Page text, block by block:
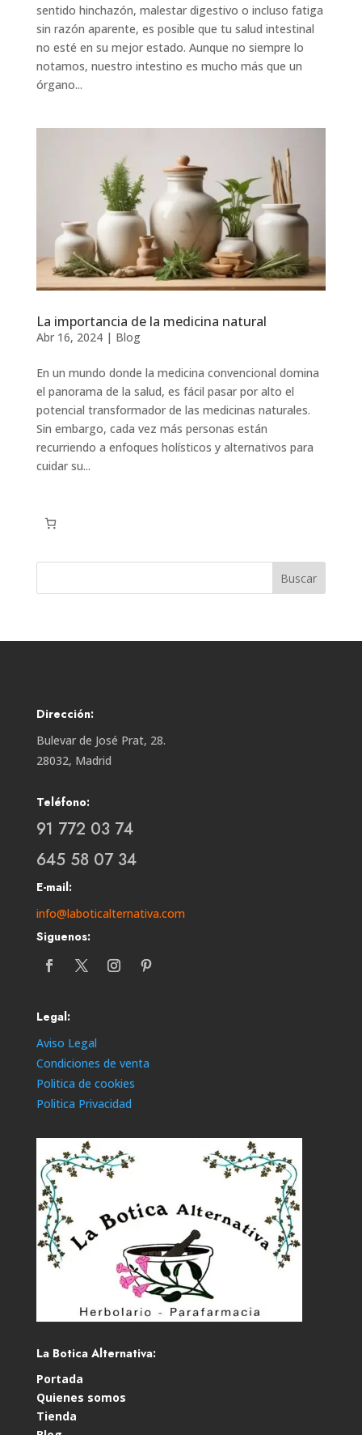
sentido hinchazón, malestar digestivo o incluso fatiga
sin razón aparente, es posible que tu salud intestinal
no esté en su mejor estado. Aunque no siempre lo
notamos, nuestro intestino es mucho más que un
órgano...
La importancia de la medicina natural
Abr 16, 2024| Blog
En un mundo donde la medicina convencional domina
el panorama de la salud, es fácil pasar por alto el
potencial transformador de las medicinas naturales.
Sin embargo, cada vez más personas están
recurriendo a enfoques holísticos y alternativos para
cuidar su...
Buscar
Dirección:
Bulevar de José Prat, 28.
28032, Madrid
Teléfono:
91 772 03 74
645 58 07 34
E-mail:
info@laboticalternativa.com
Siguenos:
Legal:
Aviso Legal
Condiciones de venta
Politica de cookies
Politica Privacidad
La Botica Alternativa:
Portada
Quienes somos
Tienda